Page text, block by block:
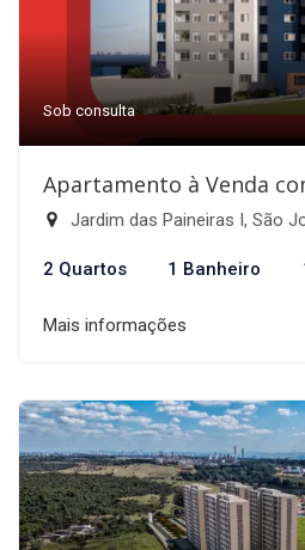
Sob consulta
Apartamento à Venda
Jardim das Paineiras I, São
2 Quartos 1 Banheiro
Mais informações